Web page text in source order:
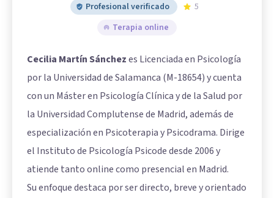
Profesional verificado
5
Terapia online
Cecilia Martín Sánchezes Licenciada en Psicología
por la Universidad de Salamanca (M-18654) y cuenta
con un Máster en Psicología Clínica y de la Salud por
la Universidad Complutense de Madrid, además de
especialización en Psicoterapia y Psicodrama. Dirige
el Instituto de Psicología Psicode desde 2006 y
atiende tanto online como presencial en Madrid.
Su enfoque destaca por ser directo, breve y orientado